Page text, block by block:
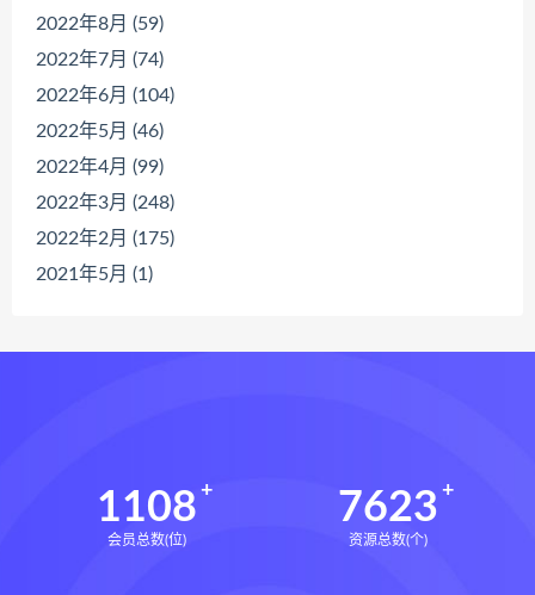
2022年8月 (59)
2022年7月 (74)
2022年6月 (104)
2022年5月 (46)
2022年4月 (99)
2022年3月 (248)
2022年2月 (175)
2021年5月 (1)
1108
会员总数(位)
7623
资源总数(个)